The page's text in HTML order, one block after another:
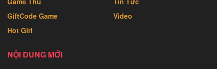
GiftCode Game
Hot Girl
Video
NỘI DUNG MỚI